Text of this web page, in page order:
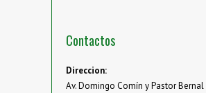
Contactos
Direccion:
Av. Domingo Comín y Pastor Bernal